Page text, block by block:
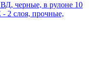
черные, в рулоне 10
2 слоя, прочные,